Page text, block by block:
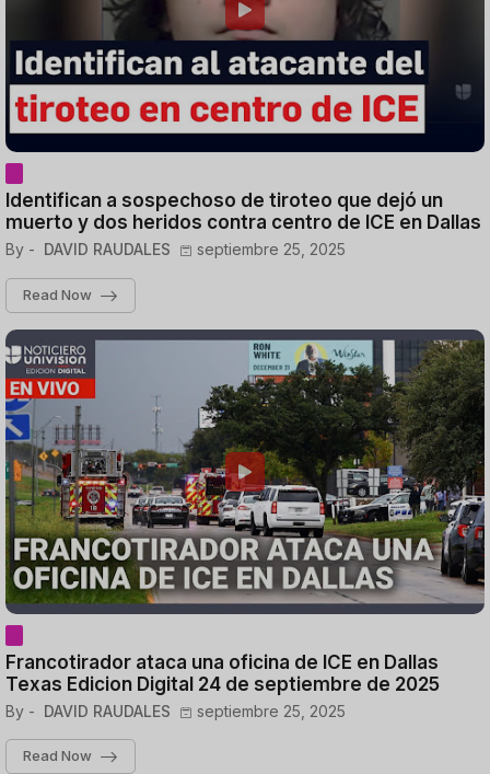
Identifican a sospechoso de tiroteo que dejó un
muerto y dos heridos contra centro de ICE en Dallas
By - DAVID RAUDALES septiembre 25, 2025
Read Now
Francotirador ataca una oficina de ICE en Dallas
Texas Edicion Digital 24 de septiembre de 2025
By - DAVID RAUDALES septiembre 25, 2025
Read Now